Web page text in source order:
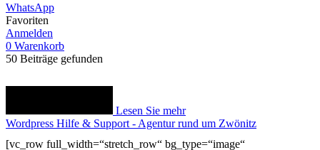
WhatsApp
Favoriten
Anmelden
0 Warenkorb
50 Beiträge gefunden
Lesen Sie mehr
Wordpress Hilfe & Support - Agentur rund um Zwönitz
[vc_row full_width=“stretch_row“ bg_type=“image“